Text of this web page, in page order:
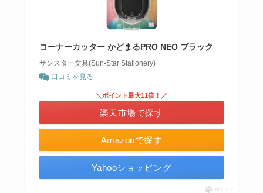
コーナーカッター かどまるPRO NEO ブラック
サンスター文具(Sun-Star Stationery)
口コミを見る
Amazonで探す
＼ポイント最大11倍！／
楽天市場で探す
Yahooショッピング
ポチップ